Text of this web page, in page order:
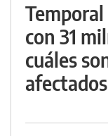
con 31
cuáles
afectados